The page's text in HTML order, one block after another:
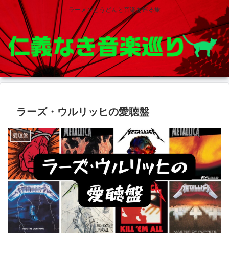
ラーメンとうどんと音楽を巡る旅
ラーズ・ウルリッヒの愛聴盤
愛聴盤